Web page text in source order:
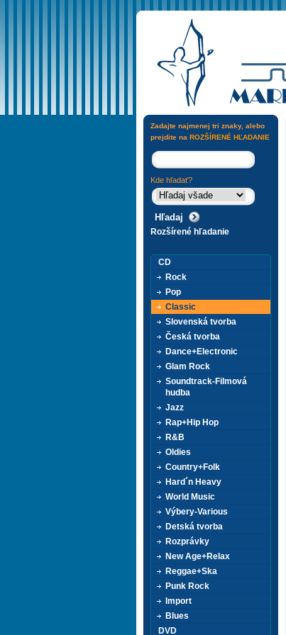
Zadajte najmenej tri znaky, alebo
prejdite na ROZŠÍRENÉ HĽADANIE
Kde hľadať?
Rozšírené hľadanie
CD
Rock
Pop
Classic
Slovenská tvorba
Česká tvorba
Dance+Electronic
Glam Rock
Soundtrack-Filmová
hudba
Jazz
Rap+Hip Hop
R&B
Oldies
Country+Folk
Hard´n Heavy
World Music
Výbery-Various
Detská tvorba
Rozprávky
New Age+Relax
Reggae+Ska
Punk Rock
Import
Blues
DVD